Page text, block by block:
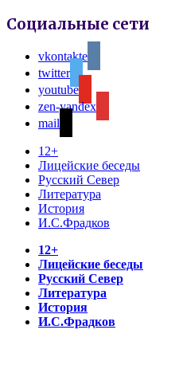
Социальные сети
vkontakte
twitter
youtube
zen-yandex
mail
12+
Лицейские беседы
Русский Север
Литература
История
И.С.Фрадков
12+
Лицейские беседы
Русский Север
Литература
История
И.С.Фрадков